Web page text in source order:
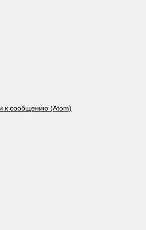
к сообщению (Atom)